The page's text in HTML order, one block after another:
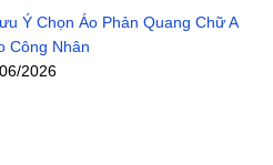
Ý Chọn Áo Phản Quang Chữ A
Công Nhân
2026